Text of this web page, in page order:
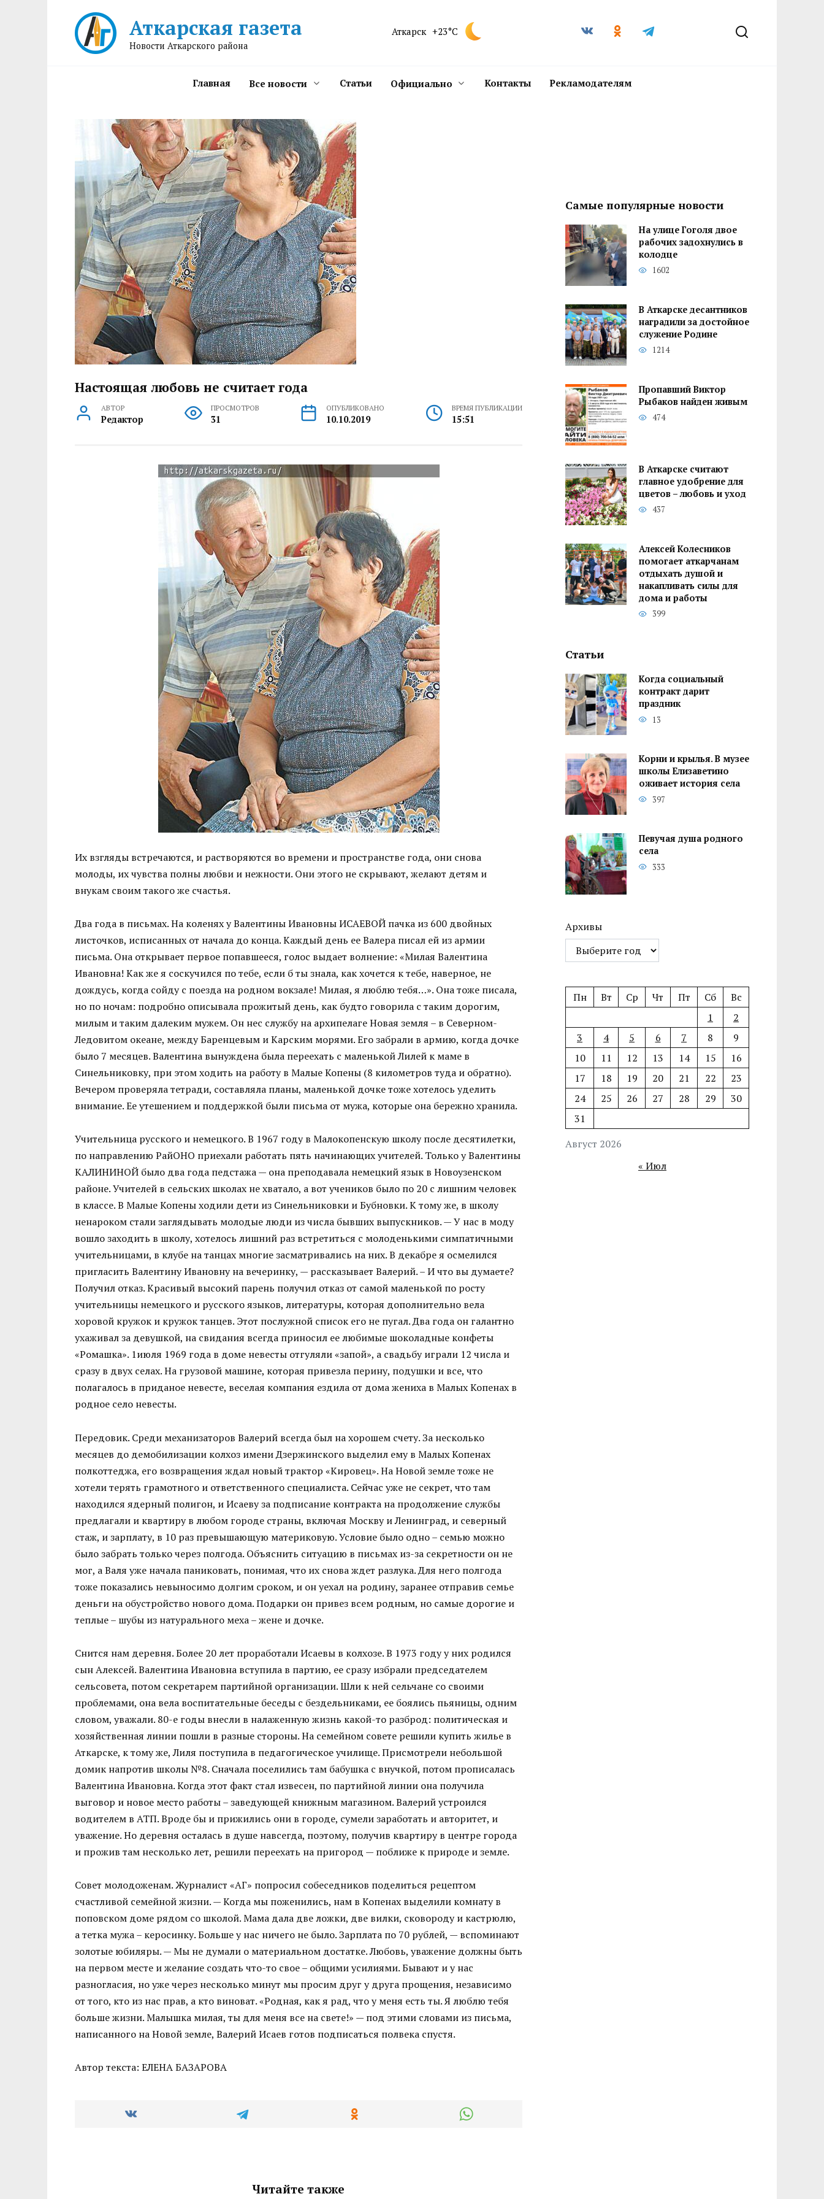
Аткарская газета
Новости Аткарского района
Аткарск +23°C
Главная Все новости Статьи Официально Контакты Рекламодателям
Настоящая любовь не считает года
АВТОР
Редактор
ПРОСМОТРОВ
31
ОПУБЛИКОВАНО
10.10.2019
ВРЕМЯ ПУБЛИКАЦИИ
15:51
Их взгляды встречаются, и растворяются во времени и пространстве года, они снова
молоды, их чувства полны любви и нежности. Они этого не скрывают, желают детям и
внукам своим такого же счастья.
Два года в письмах. На коленях у Валентины Ивановны ИСАЕВОЙ пачка из 600 двойных
листочков, исписанных от начала до конца. Каждый день ее Валера писал ей из армии
письма. Она открывает первое попавшееся, голос выдает волнение: «Милая Валентина
Ивановна! Как же я соскучился по тебе, если б ты знала, как хочется к тебе, наверное, не
дождусь, когда сойду с поезда на родном вокзале! Милая, я люблю тебя…». Она тоже писала,
но по ночам: подробно описывала прожитый день, как будто говорила с таким дорогим,
милым и таким далеким мужем. Он нес службу на архипелаге Новая земля – в Северном-
Ледовитом океане, между Баренцевым и Карским морями. Его забрали в армию, когда дочке
было 7 месяцев. Валентина вынуждена была переехать с маленькой Лилей к маме в
Синельниковку, при этом ходить на работу в Малые Копены (8 километров туда и обратно).
Вечером проверяла тетради, составляла планы, маленькой дочке тоже хотелось уделить
внимание. Ее утешением и поддержкой были письма от мужа, которые она бережно хранила.
Учительница русского и немецкого. В 1967 году в Малокопенскую школу после десятилетки,
по направлению РайОНО приехали работать пять начинающих учителей. Только у Валентины
КАЛИНИНОЙ было два года педстажа — она преподавала немецкий язык в Новоузенском
районе. Учителей в сельских школах не хватало, а вот учеников было по 20 с лишним человек
в классе. В Малые Копены ходили дети из Синельниковки и Бубновки. К тому же, в школу
ненароком стали заглядывать молодые люди из числа бывших выпускников. — У нас в моду
вошло заходить в школу, хотелось лишний раз встретиться с молоденькими симпатичными
учительницами, в клубе на танцах многие засматривались на них. В декабре я осмелился
пригласить Валентину Ивановну на вечеринку, — рассказывает Валерий. – И что вы думаете?
Получил отказ. Красивый высокий парень получил отказ от самой маленькой по росту
учительницы немецкого и русского языков, литературы, которая дополнительно вела
хоровой кружок и кружок танцев. Этот послужной список его не пугал. Два года он галантно
ухаживал за девушкой, на свидания всегда приносил ее любимые шоколадные конфеты
«Ромашка». 1июля 1969 года в доме невесты отгуляли «запой», а свадьбу играли 12 числа и
сразу в двух селах. На грузовой машине, которая привезла перину, подушки и все, что
полагалось в приданое невесте, веселая компания ездила от дома жениха в Малых Копенах в
родное село невесты.
Передовик. Среди механизаторов Валерий всегда был на хорошем счету. За несколько
месяцев до демобилизации колхоз имени Дзержинского выделил ему в Малых Копенах
полкоттеджа, его возвращения ждал новый трактор «Кировец». На Новой земле тоже не
хотели терять грамотного и ответственного специалиста. Сейчас уже не секрет, что там
находился ядерный полигон, и Исаеву за подписание контракта на продолжение службы
предлагали и квартиру в любом городе страны, включая Москву и Ленинград, и северный
стаж, и зарплату, в 10 раз превышающую материковую. Условие было одно – семью можно
было забрать только через полгода. Объяснить ситуацию в письмах из-за секретности он не
мог, а Валя уже начала паниковать, понимая, что их снова ждет разлука. Для него полгода
тоже показались невыносимо долгим сроком, и он уехал на родину, заранее отправив семье
деньги на обустройство нового дома. Подарки он привез всем родным, но самые дорогие и
теплые – шубы из натурального меха – жене и дочке.
Снится нам деревня. Более 20 лет проработали Исаевы в колхозе. В 1973 году у них родился
сын Алексей. Валентина Ивановна вступила в партию, ее сразу избрали председателем
сельсовета, потом секретарем партийной организации. Шли к ней сельчане со своими
проблемами, она вела воспитательные беседы с бездельниками, ее боялись пьяницы, одним
словом, уважали. 80-е годы внесли в налаженную жизнь какой-то разброд: политическая и
хозяйственная линии пошли в разные стороны. На семейном совете решили купить жилье в
Аткарске, к тому же, Лиля поступила в педагогическое училище. Присмотрели небольшой
домик напротив школы №8. Сначала поселились там бабушка с внучкой, потом прописалась
Валентина Ивановна. Когда этот факт стал извесен, по партийной линии она получила
выговор и новое место работы – заведующей книжным магазином. Валерий устроился
водителем в АТП. Вроде бы и прижились они в городе, сумели заработать и авторитет, и
уважение. Но деревня осталась в душе навсегда, поэтому, получив квартиру в центре города
и прожив там несколько лет, решили переехать на пригород — поближе к природе и земле.
Совет молодоженам. Журналист «АГ» попросил собеседников поделиться рецептом
счастливой семейной жизни. — Когда мы поженились, нам в Копенах выделили комнату в
поповском доме рядом со школой. Мама дала две ложки, две вилки, сковороду и кастрюлю,
а тетка мужа – керосинку. Больше у нас ничего не было. Зарплата по 70 рублей, — вспоминают
золотые юбиляры. — Мы не думали о материальном достатке. Любовь, уважение должны быть
на первом месте и желание создать что-то свое – общими усилиями. Бывают и у нас
разногласия, но уже через несколько минут мы просим друг у друга прощения, независимо
от того, кто из нас прав, а кто виноват. «Родная, как я рад, что у меня есть ты. Я люблю тебя
больше жизни. Малышка милая, ты для меня все на свете!» — под этими словами из письма,
написанного на Новой земле, Валерий Исаев готов подписаться полвека спустя.
Автор текста: ЕЛЕНА БАЗАРОВА
Читайте также
Самые популярные новости
На улице Гоголя двое
рабочих задохнулись в
колодце
1602
В Аткарске десантников
наградили за достойное
служение Родине
1214
Пропавший Виктор
Рыбаков найден живым
474
В Аткарске считают
главное удобрение для
цветов – любовь и уход
437
Алексей Колесников
помогает аткарчанам
отдыхать душой и
накапливать силы для
дома и работы
399
Статьи
Когда социальный
контракт дарит
праздник
13
Корни и крылья. В музее
школы Елизаветино
оживает история села
397
Певучая душа родного
села
333
Архивы
Август 2026
Пн Вт Ср Чт Пт Сб
Вс
1
2
3
4 5 6 7 8
9
10
11 12 13 14 15
16
17
18 19 20 21 22
23
24
25 26 27 28 29
30
31
« Июл